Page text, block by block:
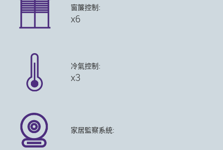
窗簾控制:
x6
冷氣控制:
x3
家居監察系統: